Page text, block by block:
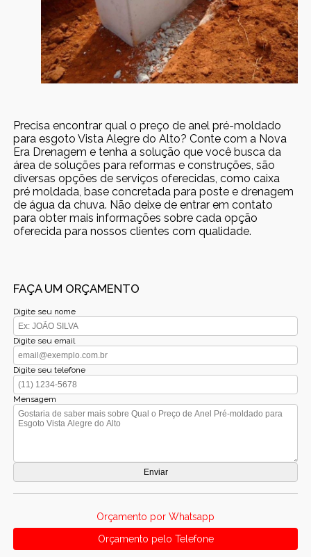
Precisa encontrar qual o preço de anel pré-moldado
para esgoto Vista Alegre do Alto? Conte com a Nova
Era Drenagem e tenha a solução que você busca da
área de soluções para reformas e construções, são
diversas opções de serviços oferecidas, como caixa
pré moldada, base concretada para poste e drenagem
de água da chuva. Não deixe de entrar em contato
para obter mais informações sobre cada opção
oferecida para nossos clientes com qualidade.
FAÇA UM ORÇAMENTO
Digite seu nome
Digite seu email
Digite seu telefone
Mensagem
Orçamento por Whatsapp
Orçamento pelo Telefone